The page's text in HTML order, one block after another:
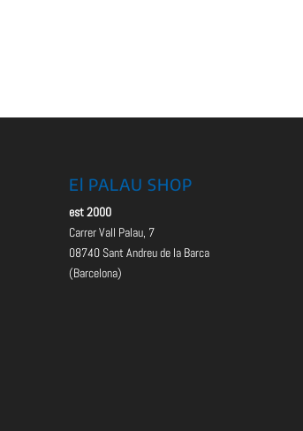
El PALAU SHOP
est 2000
Carrer Vall Palau, 7
08740 Sant Andreu de la Barca
(Barcelona)